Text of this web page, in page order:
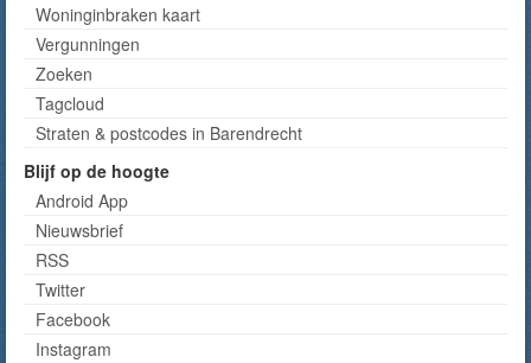
Woninginbraken kaart
Vergunningen
Zoeken
Tagcloud
Straten & postcodes in Barendrecht
Blijf op de hoogte
Android App
Nieuwsbrief
RSS
Twitter
Facebook
Instagram